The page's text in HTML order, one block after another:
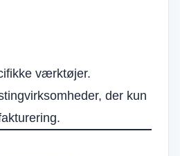
værktøjer.
der kun